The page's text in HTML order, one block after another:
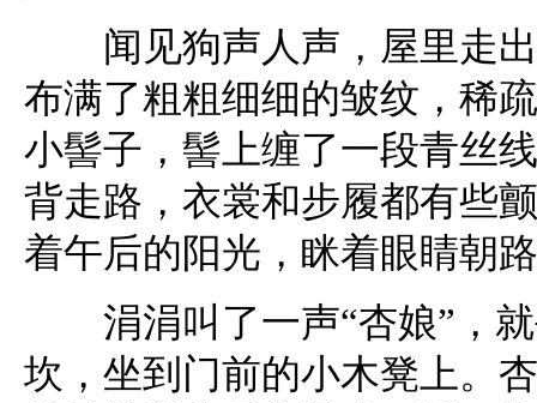
闻见狗声人声，屋里走出
布满了粗粗细细的皱纹，稀
小髻子，髻上缠了一段青丝
背走路，衣裳和步履都有些
着午后的阳光，眯着眼睛朝
涓涓叫了一声“杏娘”，就
坎，坐到门前的小木凳上。